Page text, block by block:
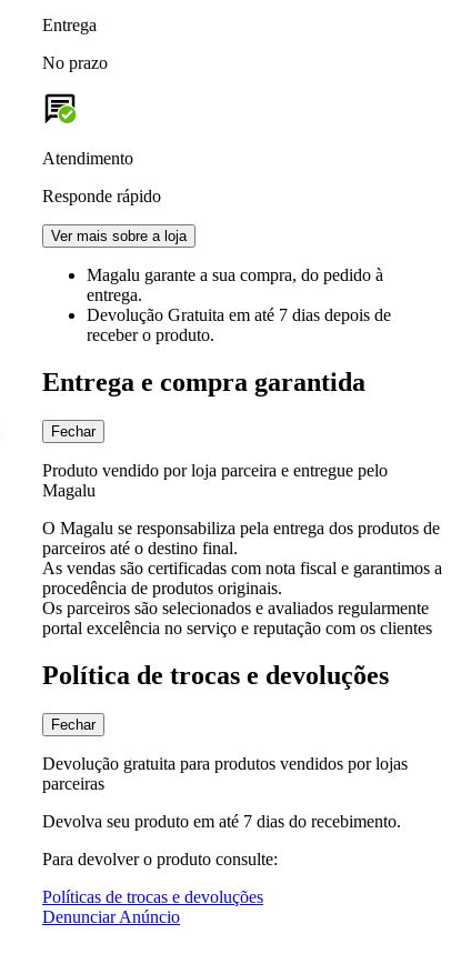
Entrega
No prazo
Atendimento
Responde rápido
Ver mais sobre a loja
Magalu garante a sua compra, do pedido à
entrega.
Devolução Gratuita em até 7 dias depois de
receber o produto.
Entrega e compra garantida
Fechar
Produto vendido por loja parceira e entregue pelo
Magalu
O Magalu se responsabiliza pela entrega dos produtos de
parceiros até o destino final.
As vendas são certificadas com nota fiscal e garantimos a
procedência de produtos originais.
Os parceiros são selecionados e avaliados regularmente
portal excelência no serviço e reputação com os clientes
Política de trocas e devoluções
Fechar
Devolução gratuita para produtos vendidos por lojas
parceiras
Devolva seu produto em até 7 dias do recebimento.
Para devolver o produto consulte:
Políticas de trocas e devoluções
Denunciar Anúncio